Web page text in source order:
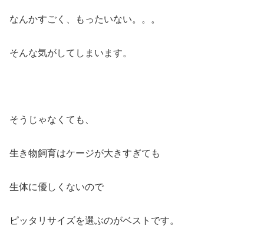
なんかすごく、もったいない。。。
そんな気がしてしまいます。
そうじゃなくても、
生き物飼育はケージが大きすぎても
生体に優しくないので
ピッタリサイズを選ぶのがベストです。